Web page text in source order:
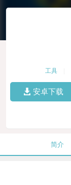
工具
安卓下载
简介